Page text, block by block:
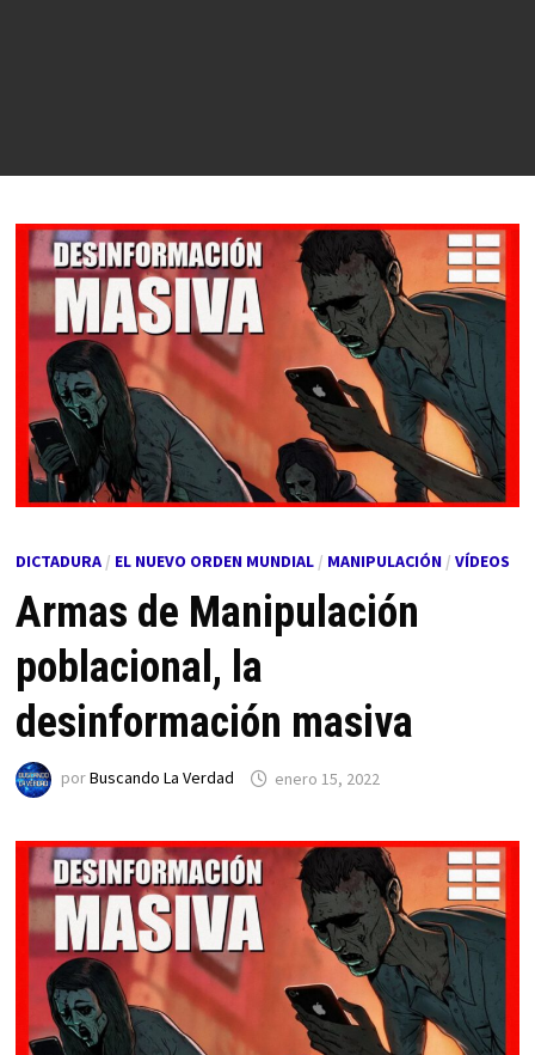
DICTADURA/ EL NUEVO ORDEN MUNDIAL/ MANIPULACIÓN/ VÍDEOS
Armas de Manipulación
poblacional, la
desinformación masiva
porBuscando La Verdad enero 15, 2022